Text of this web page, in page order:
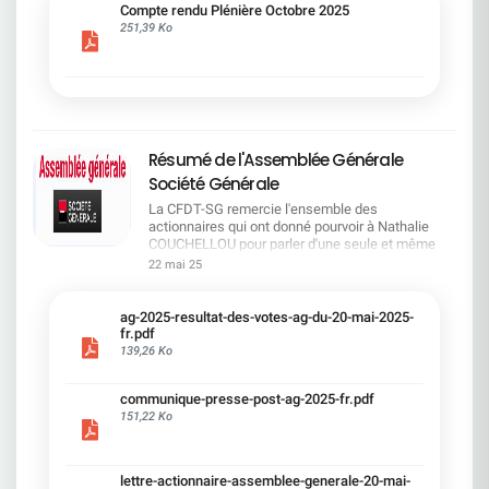
cadre du dialogue social.Bonne lecture !
Compte rendu Plénière Octobre 2025
251,39 Ko
Résumé de l'Assemblée Générale
Société Générale
La CFDT-SG remercie l'ensemble des
actionnaires qui ont donné pourvoir à Nathalie
COUCHELLOU pour parler d'une seule et même
voix.L'assemblée Générale s'est ouverte avec 4
souligné la forte amélioration en 2024 de tous les
facteurs financiers et le premier trimestre 2025
encourageant.Le Directeur Général, Slawomir
solide. Etre une banque simple et intégrée. Etre
une banque efficace. Etre une banque rentable. Le
22 mai 25
ag-2025-resultat-des-votes-ag-du-20-mai-2025-
fr.pdf
139,26 Ko
communique-presse-post-ag-2025-fr.pdf
151,22 Ko
lettre-actionnaire-assemblee-generale-20-mai-